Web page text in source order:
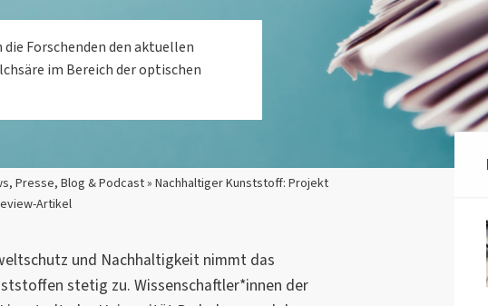
Presse, Blog & Podcast » Nachhaltiger Kunststoff: Projekt
Artikel
Forschenden den aktuellen
im Bereich der optischen
und Nachhaltigkeit nimmt das
stetig zu. Wissenschaftler*innen der